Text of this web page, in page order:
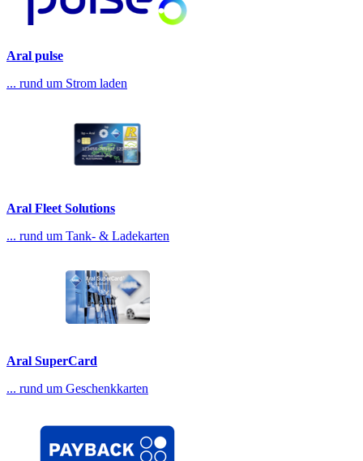
Aral pulse
... rund um Strom laden
Aral Fleet Solutions
... rund um Tank- & Ladekarten
Aral SuperCard
... rund um Geschenkkarten